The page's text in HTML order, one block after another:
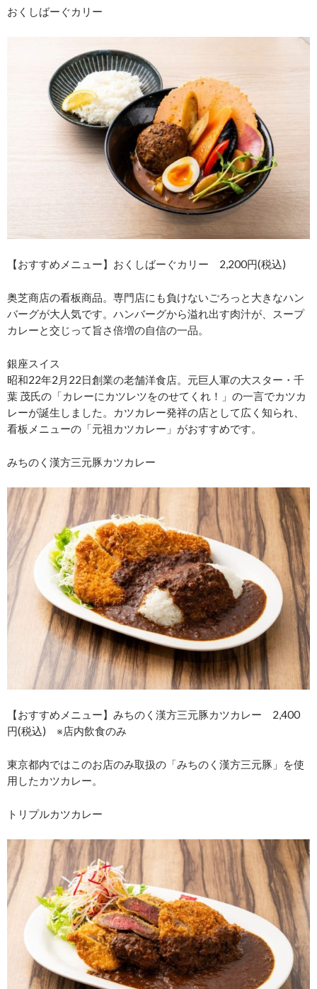
おくしばーぐカリー
【おすすめメニュー】おくしばーぐカリー 2,200円(税込)
奥芝商店の看板商品。専門店にも負けないごろっと大きなハン
バーグが大人気です。ハンバーグから溢れ出す肉汁が、スープ
カレーと交じって旨さ倍増の自信の一品。
銀座スイス
昭和22年2月22日創業の老舗洋食店。元巨人軍の大スター・千
葉 茂氏の「カレーにカツレツをのせてくれ！」の一言でカツカ
レーが誕生しました。カツカレー発祥の店として広く知られ、
看板メニューの「元祖カツカレー」がおすすめです。
みちのく漢方三元豚カツカレー
【おすすめメニュー】みちのく漢方三元豚カツカレー 2,400
円(税込) ※店内飲食のみ
東京都内ではこのお店のみ取扱の「みちのく漢方三元豚」を使
用したカツカレー。
トリプルカツカレー